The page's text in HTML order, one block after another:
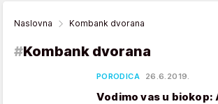
Naslovna Kombank dvorana
#Kombank dvorana
PORODICA 26.6.2019.
Vodimo vas u biokop: